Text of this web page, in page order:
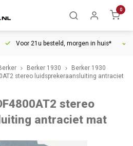
0
Voor 21u besteld, morgen in huis*
Berker 1930
Berker 1930
stereo luidsprekeraansluiting antraciet
stereo
antraciet mat